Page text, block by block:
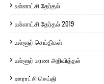
உள்ளாட்சி தேர்தல்
உள்ளாட்சி தேர்தல் 2019
உள்ளூர் செய்திகள்
உள்ளூர் மரண அறிவித்தல்
ஊராட்சி செய்தி